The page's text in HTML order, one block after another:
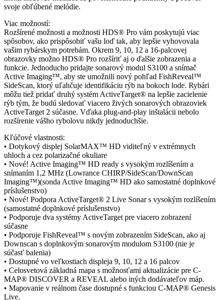
svoje obľúbené melódie.
Viac možností:
Rozšírené možnosti a možnosti HDS® Pro vám poskytujú viac
spôsobov, ako prispôsobiť vašu loď tak, aby lepšie vyhovovala
vašim rybárskym potrebám. Okrem 9, 10, 12 a 16-palcovej
obrazovky možno HDS® Pro rozšíriť aj o ďalšie zobrazenia a
funkcie. Jednoducho pridajte sonarový modul S3100 a snímač
Active Imaging™, aby ste umožnili nový pohľad FishReveal™
SideScan, ktorý uľahčuje identifikáciu rýb na bokoch lode. Rybári
môžu tiež pridať druhý systém ActiveTarget® na lepšie zacielenie
rýb tým, že budú sledovať viacero živých sonarových obrazoviek
ActiveTarget 2 súčasne. Vďaka plug-and-play inštalácii nebolo
rozšírenie vášho rybolovu nikdy jednoduchšie.
Kľúčové vlastnosti:
• Dotykový displej SolarMAX™ HD viditeľný v extrémnych
uhloch a cez polarizačné okuliare
• Nové! Active Imaging™ HD ready s vysokým rozlíšením a
snímaním 1,2 MHz (Lowrance CHIRP/SideScan/DownScan
Imaging™)(sonda Active Imaging™ HD ako samostatné doplnkové
príslušenstvo)
• Nové! Podpora ActiveTarget® 2 Live Sonar s vysokým rozlíšením
(samostatné doplnkové príslušenstvo)
• Podporuje dva systémy ActiveTarget pre viacero zobrazení
súčasne
• Podporuje FishReveal™ s novým zobrazením SideScan, ako aj
Downscan s doplnkovým sonarovým modulom S3100 (nie je
súčasť balenia)
• Dostupné vo veľkostiach displeja 9, 10, 12 a 16 palcov
• Celosvetová základná mapa s možnosťami aktualizácie pre C-
MAP® DISCOVER a REVEAL alebo iných dodávateľov máp.
• Mapovanie v reálnom čase dostupné s funkciou C-MAP® Genesis
Live.